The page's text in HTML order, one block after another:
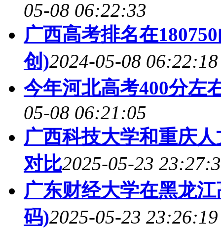
05-08 06:22:33
广西高考排名在
创)2024-05-08 06:22:18
今年河北高考400分左
05-08 06:21:05
广西科技大学和重庆
对比2025-05-23
广东财经大学在黑龙
码)2025-05-23 23:26:19